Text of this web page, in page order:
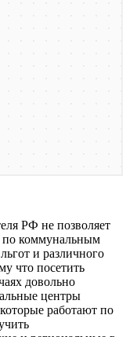
РФ не позволяет
по коммунальным
и различного
что посетить
довольно
центры
работают по